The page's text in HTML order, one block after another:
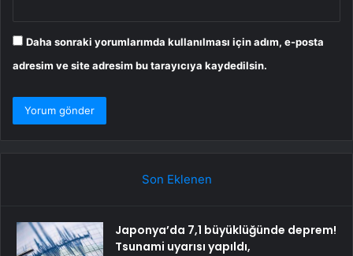
Daha sonraki yorumlarımda kullanılması için adım, e-posta
adresim ve site adresim bu tarayıcıya kaydedilsin.
Son Eklenen
Japonya’da 7,1 büyüklüğünde deprem!
Tsunami uyarısı yapıldı,